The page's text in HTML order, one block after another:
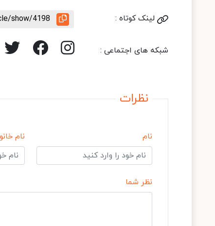
لینک کوتاه : show/4198
شبکه های اجتماعی :
نظرات
نام نام
نظر شما